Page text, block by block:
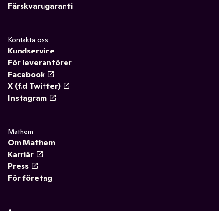
Färskvarugaranti
Kontakta oss
Kundservice
För leverantörer
Facebook
X (f.d Twitter)
Instagram
Mathem
Om Mathem
Karriär
Press
För företag